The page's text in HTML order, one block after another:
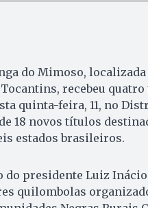
do Mimoso,
recebeu
quinta-feira, 11, no
18 novos títulos
estados brasileiros.
do presidente Luiz
quilombolas